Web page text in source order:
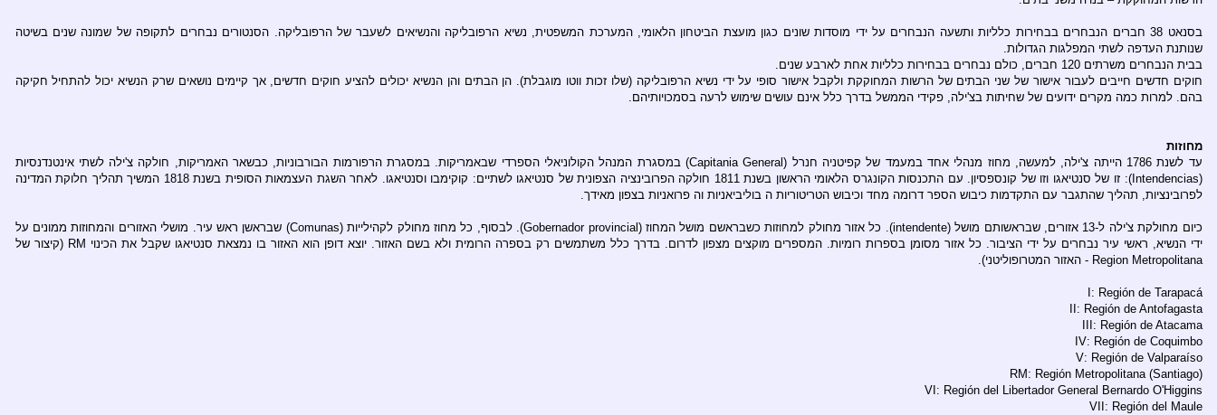
בסנאט 38 חברים הנבחרים בבחירות כלליות ותשעה הנבחרים על ידי מוסדות שונים כגון מועצת הביטחון הלאומי, המערכת המשפטית, נשיא הרפובליקה והנשיאים לשעבר של הרפובליקה. הסנטורים נבחרים לתקופה של שמונה שנים בשיטה
שנותנת העדפה לשתי המפלגות הגדולות.
בבית הנבחרים משרתים 120 חברים, כולם נבחרים בבחירות כלליות אחת לארבע שנים.
חוקים חדשים חייבים לעבור אישור של שני הבתים של הרשות המחוקקת ולקבל אישור סופי על ידי נשיא הרפובליקה (שלו זכות ווטו מוגבלת). הן הבתים והן הנשיא יכולים להציע חוקים חדשים, אך קיימים נושאים שרק הנשיא יכול להתחיל חקיקה
בהם. למרות כמה מקרים ידועים של שחיתות בצ'ילה, פקידי הממשל בדרך כלל אינם עושים שימוש לרעה בסמכויותיהם.
מחוזות
עד לשנת 1786 הייתה צ'ילה, למעשה, מחוז מנהלי אחד במעמד של קפיטניה חנרל (Capitania General) במסגרת המנהל הקולוניאלי הספרדי שבאמריקות. במסגרת הרפורמות הבורבוניות, כבשאר האמריקות, חולקה צ'ילה לשתי אינטנדנסיות
(Intendencias): זו של סנטיאגו וזו של קונספסיון. עם התכנסות הקונגרס הלאומי הראשון בשנת 1811 חולקה הפרובינציה הצפונית של סנטיאגו לשתיים: קוקימבו וסנטיאגו. לאחר השגת העצמאות הסופית בשנת 1818 המשיך תהליך חלוקת המדינה
לפרובינציות, תהליך שהתגבר עם התקדמות כיבוש הספר דרומה מחד וכיבוש הטריטוריות ה בוליביאניות וה פרואניות בצפון מאידך.
כיום מחולקת צ'ילה ל-13 אזורים, שבראשותם מושל (intendente). כל אזור מחולק למחוזות כשבראשם מושל המחוז (Gobernador provincial). לבסוף, כל מחוז מחולק לקהילייות (Comunas) שבראשן ראש עיר. מושלי האזורים והמחוזות ממונים על
ידי הנשיא, ראשי עיר נבחרים על ידי הציבור. כל אזור מסומן בספרות רומיות. המספרים מוקצים מצפון לדרום. בדרך כלל משתמשים רק בספרה הרומית ולא בשם האזור. יוצא דופן הוא האזור בו נמצאת סנטיאגו שקבל את הכינוי RM (קיצור של
Region Metropolitana - האזור המטרופוליטני).
I: Región de Tarapacá
II: Región de Antofagasta
III: Región de Atacama
IV: Región de Coquimbo
V: Región de Valparaíso
RM: Región Metropolitana (Santiago)
VI: Región del Libertador General Bernardo O'Higgins
VII: Región del Maule